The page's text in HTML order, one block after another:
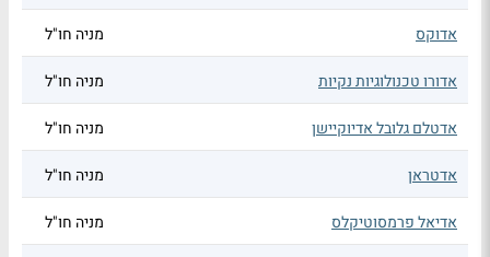
אדוקס מניה חו"ל
אדורו טכנולוגיות נקיות מניה חו"ל
אדטלם גלובל אדיוקיישן מניה חו"ל
אדטראן מניה חו"ל
אדיאל פרמסוטיקלס מניה חו"ל